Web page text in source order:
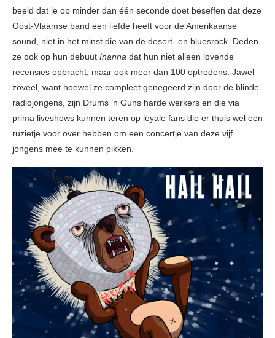
beeld dat je op minder dan één seconde doet beseffen dat deze
Oost-Vlaamse band een liefde heeft voor de Amerikaanse
sound, niet in het minst die van de desert- en bluesrock. Deden
ze ook op hun debuut Inanna dat hun niet alleen lovende
recensies opbracht, maar ook meer dan 100 optredens. Jawel
zoveel, want hoewel ze compleet genegeerd zijn door de blinde
radiojongens, zijn Drums ’n Guns harde werkers en die via
prima liveshows kunnen teren op loyale fans die er thuis wel een
ruzietje voor over hebben om een concertje van deze vijf
jongens mee te kunnen pikken.